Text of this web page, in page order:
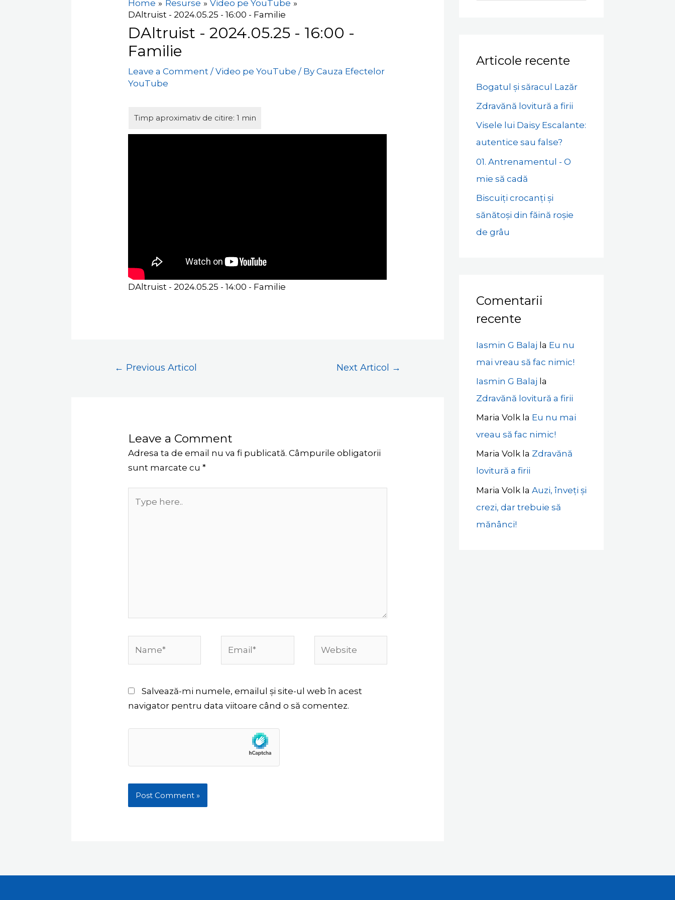
Home Resurse
Video pe YouTube
DAltruist - 2024.05.25 - 16:00 - Familie
DAltruist - 2024.05.25 - 16:00 -
Familie
Leave a Comment /Video pe YouTube / ByCauza Efectelor
YouTube
DAltruist - 2024.05.25 - 14:00 - Familie
← Previous Articol Next Articol →
Leave a Comment
Adresa ta de email nu va fi publicată. Câmpurile obligatorii
sunt marcate cu*
here..
Salvează-mi numele, emailul și site-ul web în acest
navigator pentru data viitoare când o să comentez.
Articole recente
Bogatul și săracul Lazăr
Zdravănă lovitură a firii
Visele lui Daisy Escalante:
autentice sau false?
01. Antrenamentul - O
mie să cadă
Biscuiți crocanți și
sănătoși din făină roșie
de grâu
Comentarii
recente
Iasmin G Balaj la Eu nu
mai vreau să fac nimic!
Iasmin G Balaj la
Zdravănă lovitură a firii
Maria Volk la Eu nu mai
vreau să fac nimic!
Maria Volk la Zdravănă
lovitură a firii
Maria Volk la Auzi, înveți și
crezi, dar trebuie să
mănânci!